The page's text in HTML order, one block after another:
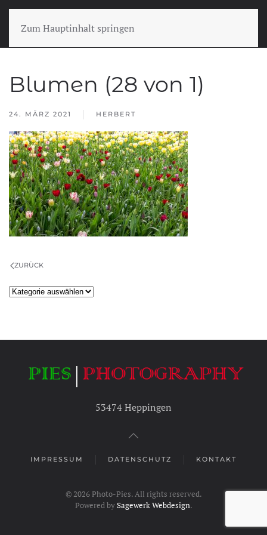
Zum Hauptinhalt springen
Blumen (28 von 1)
24. MÄRZ 2021 HERBERT
ZURÜCK
Kategorien
53474 Heppingen
IMPRESSUM DATENSCHUTZ KONTAKT
© 2026Photo-Pies. All rights reserved.
Powered bySagewerk Webdesign.